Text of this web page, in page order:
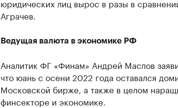
юридических лиц вырос в разы в
Аграчев.
Ведущая валюта в экономике РФ
Аналитик ФГ «Финам» Андрей Маслов
что юань с осени 2022 года оставался
Московской бирже, а также в целом
финсекторе и экономике.